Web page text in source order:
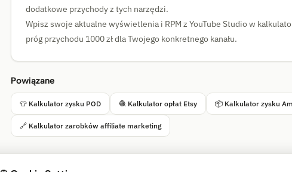
dodatkowe przychody z tych narzędzi.
Wpisz swoje aktualne wyświetlenia i RPM z YouTube Studio w
próg przychodu 1000 zł dla Twojego konkretnego kanału.
Powiązane
👕 Kalkulator zysku POD 🧶 Kalkulator opłat Etsy 📦 Kalkulator zysku
🔗 Kalkulator zarobków affiliate marketing